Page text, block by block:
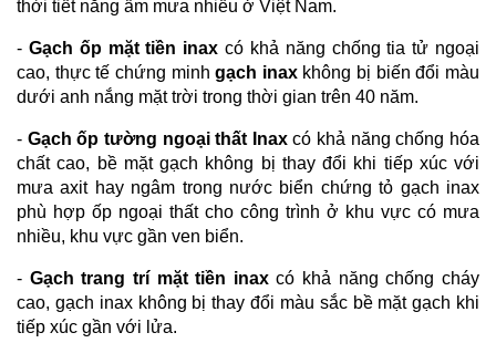
thời tiết nắng ẩm mưa nhiều ở Việt Nam.
- Gạch ốp mặt tiền inax có khả năng chống tia tử ngoại
cao, thực tế chứng minhgạch inaxkhông bị biến đổi màu
dưới anh nắng mặt trời trong thời gian trên 40 năm.
- Gạch ốp tường ngoại thất Inaxcó khả năng chống hóa
chất cao, bề mặt gạch không bị thay đổi khi tiếp xúc với
mưa axit hay ngâm trong nước biển chứng tỏ gạch inax
phù hợp ốp ngoại thất cho công trình ở khu vực có mưa
nhiều, khu vực gần ven biển.
- Gạch trang trí mặt tiền inaxcó khả năng chống cháy
cao, gạch inax không bị thay đổi màu sắc bề mặt gạch khi
tiếp xúc gần với lửa.